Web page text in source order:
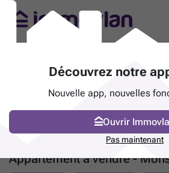
Appartement à vendre -
Découvrez notre
Nouvelle app, nouvelles
Ouvrir
Pas maintenant